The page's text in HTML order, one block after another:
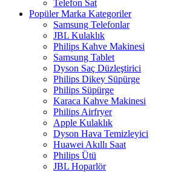
Telefon Sat
Popüler Marka Kategoriler
Samsung Telefonlar
JBL Kulaklık
Philips Kahve Makinesi
Samsung Tablet
Dyson Saç Düzleştirici
Philips Dikey Süpürge
Philips Süpürge
Karaca Kahve Makinesi
Philips Airfryer
Apple Kulaklık
Dyson Hava Temizleyici
Huawei Akıllı Saat
Philips Ütü
JBL Hoparlör